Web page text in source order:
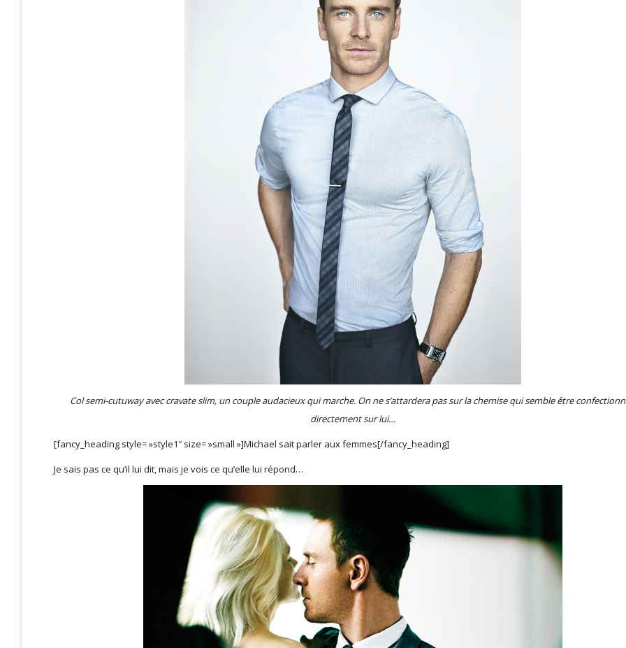
Col semi-cutuway avec cravate slim, un couple audacieux qui marche. On ne s’attardera pas sur la chemise qui semble être
directement sur lui…
[fancy_heading style= »style1″ size= »small »]Michael sait parler aux femmes[/fancy_heading]
Je sais pas ce qu’il lui dit, mais je vois ce qu’elle lui répond…